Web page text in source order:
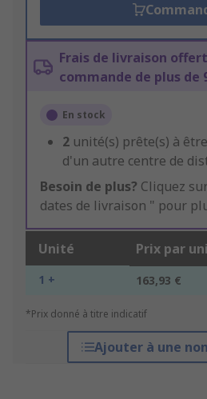
Frais de livraison
commande de plus de
En stock
2 unité(s) prête(s) à
d'un autre centre de
Besoin de plus? Cliquez
dates de livraison " pour
Unité Prix par
1 + 163,93 €
*Prix donné à titre indicatif
Ajouter à une